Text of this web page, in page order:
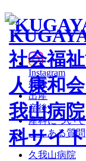
Instagram
妊娠
出産
産後
産科について
よくある質問
久我山病院